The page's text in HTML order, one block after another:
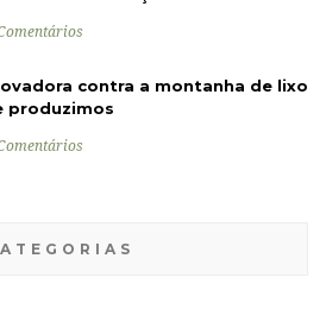
contra a montanha de lixo
produzimos